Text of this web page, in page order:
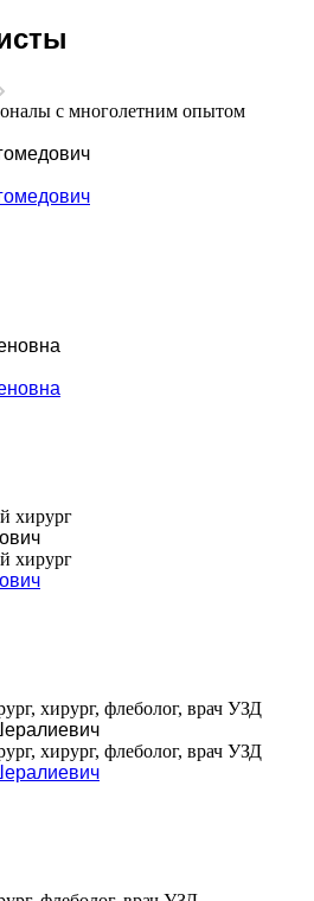
с многолетним опытом
хирург
хирург
хирург, флеболог, врач УЗД
хирург, флеболог, врач УЗД